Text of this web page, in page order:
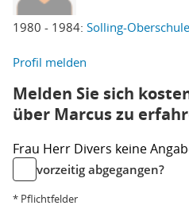
1980 - 1984: Solling-
Profil melden
Melden Sie sich
über Marcus zu
Frau Herr Divers keine
vorzeitig abgegangen?
* Pflichtfelder